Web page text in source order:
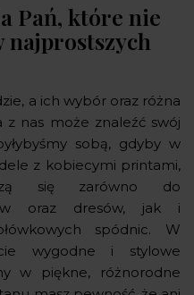
Pań, które nie
najprostszych
a ich wybór oraz różna
z nas może znaleźć swój
sobą, gdyby w
z kobiecymi printami,
się zarówno do
oraz dresów, jak i
spódnic. W
wygodne i stylowe
w piękne, różnorodne